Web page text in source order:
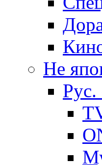
Не
Рус.